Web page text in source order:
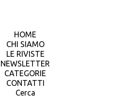
HOME
CHI SIAMO
LE RIVISTE
NEWSLETTER
CATEGORIE
CONTATTI
Cerca